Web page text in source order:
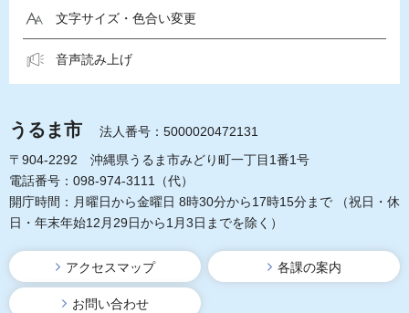
文字サイズ・色合い変更
音声読み上げ
うるま市
法人番号：5000020472131
〒904-2292 沖縄県うるま市みどり町一丁目1番1号
電話番号：098-974-3111（代）
開庁時間：月曜日から金曜日 8時30分から17時15分まで
（祝日・休
日・年末年始12月29日から1月3日までを除く）
アクセスマップ 各課の案内
お問い合わせ